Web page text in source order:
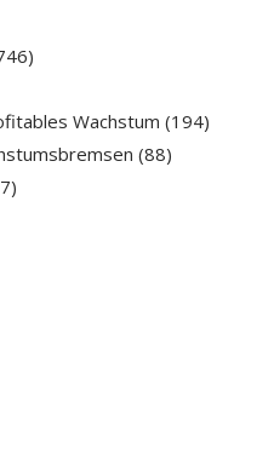
Wachstum (194)
(88)